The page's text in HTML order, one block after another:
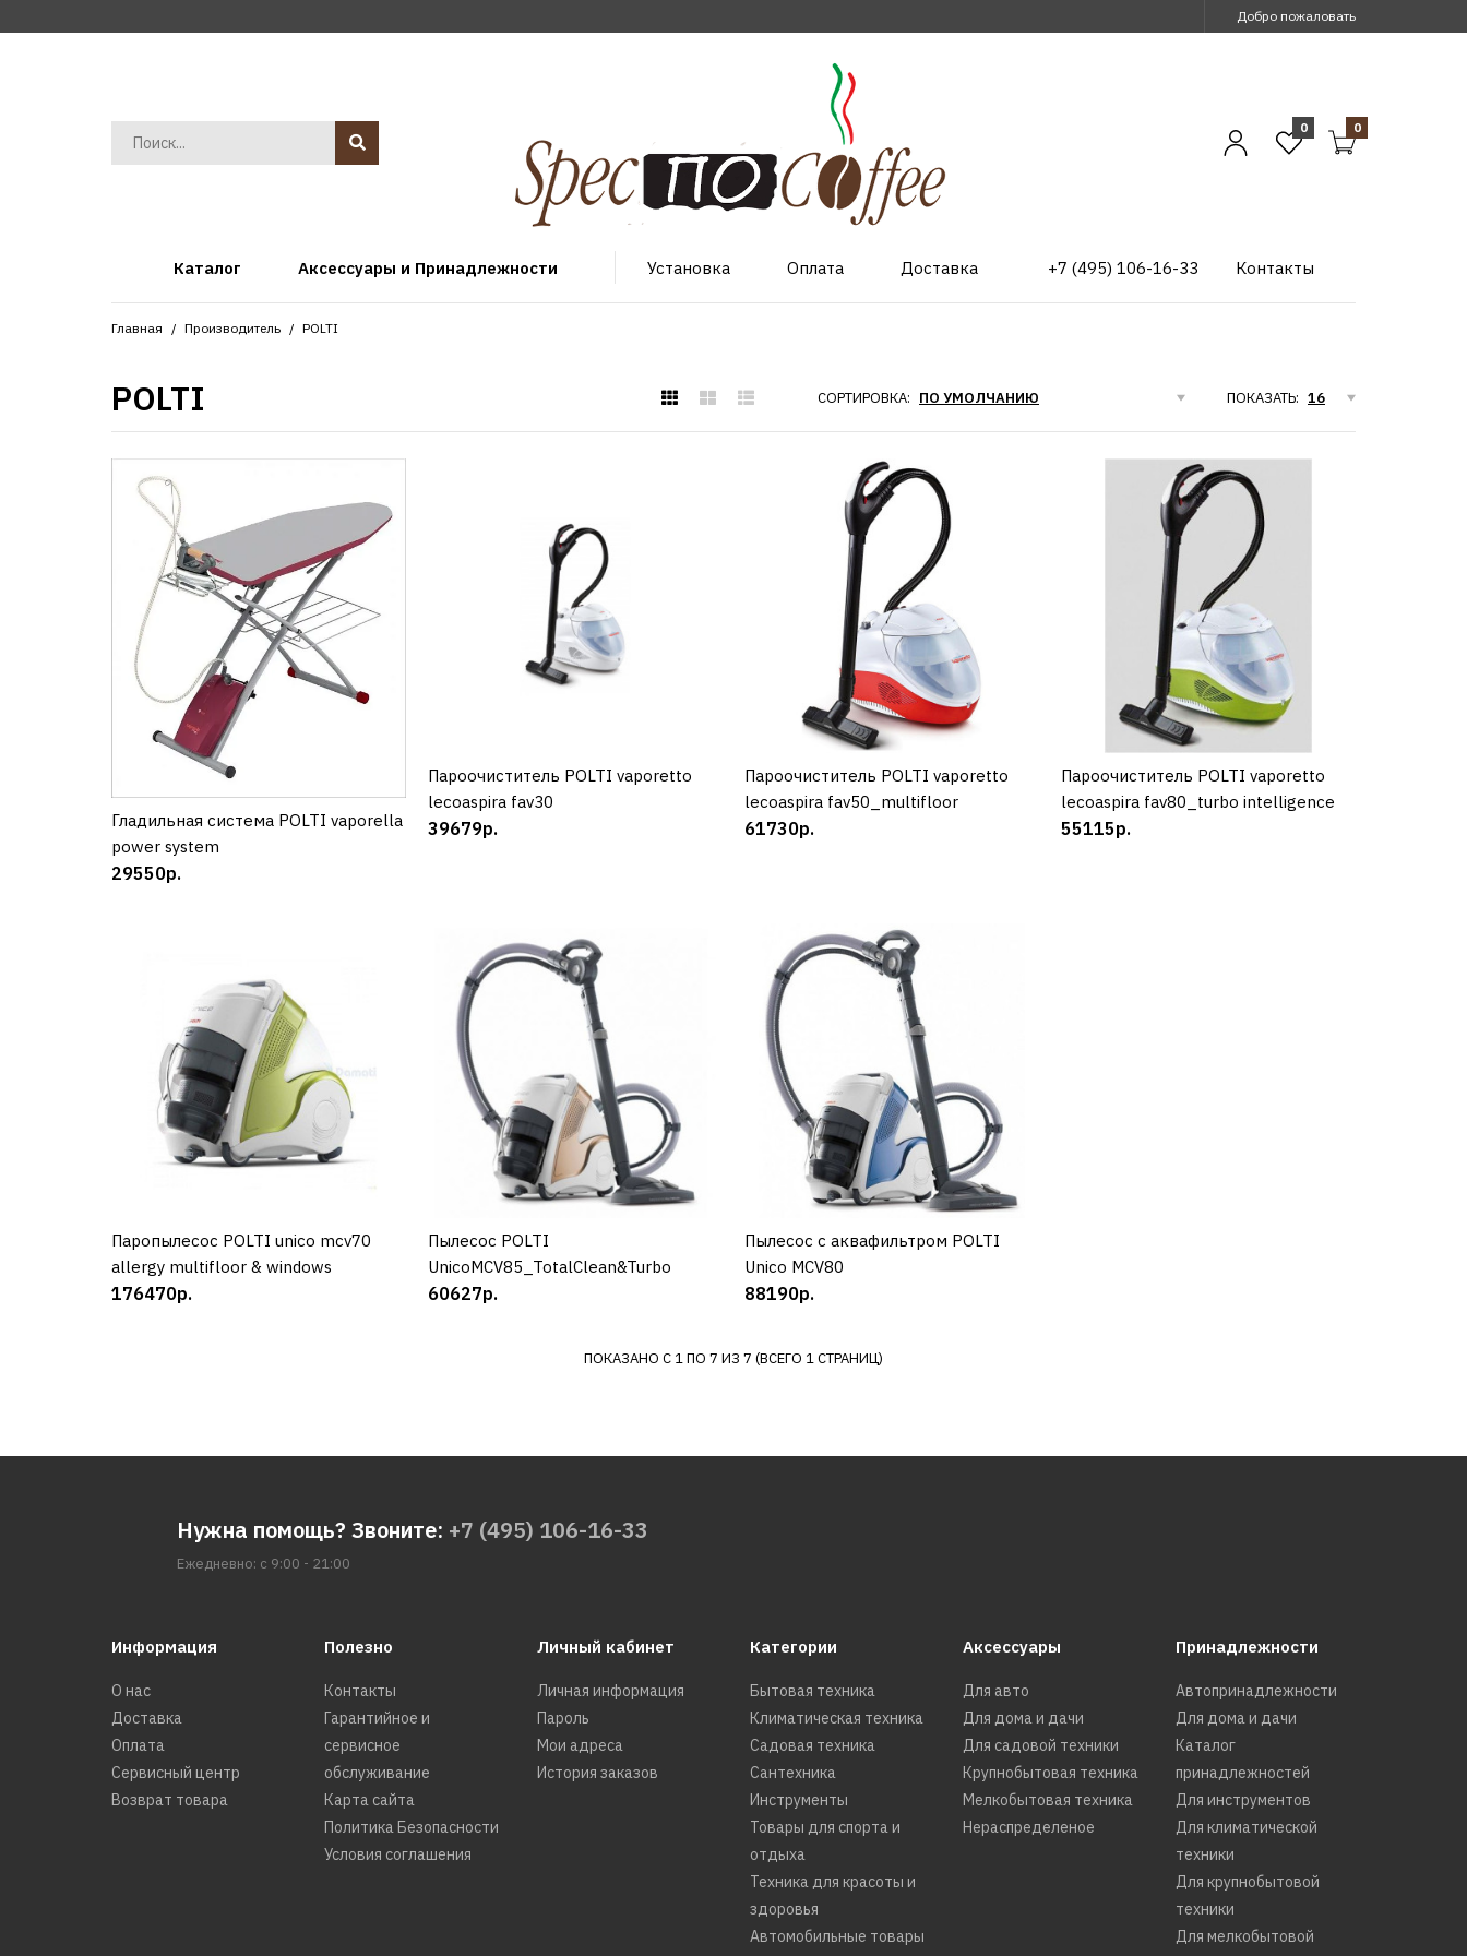
Добро пожаловать
0 0
Каталог Аксессуары и Принадлежности Установка Оплата Доставка +7 (495) 106-16-33 Контакты
Главная Производитель POLTI
POLTI СОРТИРОВКА: ПОКАЗАТЬ:
Гладильная система POLTI
vaporella power system
29550р.
POLTI
Пароочиститель POLTI
vaporetto lecoaspira fav30
39679р.
КУПИТЬ
61730р.
КУПИТЬ
ДОБАВИТЬ К СРАВНЕНИЮ
Пароочиститель POLTI
vaporetto lecoaspira
КУПИТЬ
Гладильная система POLTI vaporella
power system
29550р.
КУПИТЬ
Пароочиститель POLTI vaporetto
lecoaspira fav30
39679р.
КУПИТЬ
Пароочиститель POLTI vaporetto
lecoaspira fav50_multifloor
61730р.
КУПИТЬ
Пароочиститель POLTI vaporetto
lecoaspira fav80_turbo intelligence
55115р.
КУПИТЬ
Паропылесос POLTI unico mcv70
allergy multifloor & windows
176470р.
КУПИТЬ
Пылесос POLTI
UnicoMCV85_TotalClean&Turbo
60627р.
КУПИТЬ
Пылесос с аквафильтром POLTI
Unico MCV80
88190р.
ПОКАЗАНО С 1 ПО 7 ИЗ 7 (ВСЕГО 1 СТРАНИЦ)
Нужна помощь? Звоните: +7 (495) 106-16-33
Ежедневно: с 9:00 - 21:00
Информация
О нас
Доставка
Оплата
Сервисный центр
Возврат товара
Полезно
Контакты
Гарантийное и
сервисное
обслуживание
Карта сайта
Политика Безопасности
Условия соглашения
Личный кабинет
Личная информация
Пароль
Мои адреса
История заказов
Категории
Бытовая техника
Климатическая техника
Садовая техника
Сантехника
Инструменты
Товары для спорта и
отдыха
Техника для красоты и
здоровья
Автомобильные товары
Аксессуары
Для авто
Для дома и дачи
Для садовой техники
Крупнобытовая техника
Мелкобытовая техника
Нераспределеное
Принадлежности
Автопринадлежности
Для дома и дачи
Каталог
принадлежностей
Для инструментов
Для климатической
техники
Для крупнобытовой
техники
Для мелкобытовой